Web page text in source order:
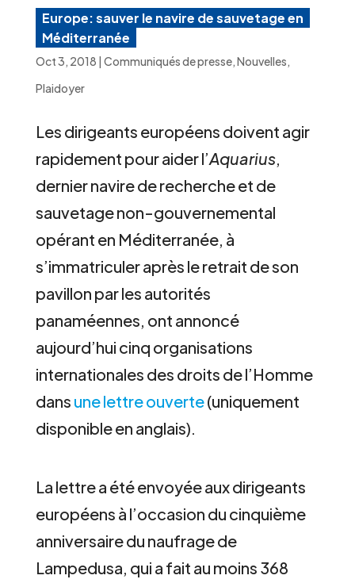
Europe: sauver le navire de sauvetage en
Méditerranée
Oct 3, 2018 | Communiqués de presse, Nouvelles
Plaidoyer
Les dirigeants européens doivent agir
rapidement pour aider l’Aquarius,
dernier navire de recherche et de
sauvetage non-gouvernemental
opérant en Méditerranée, à
s’immatriculer après le retrait de son
pavillon par les autorités
panaméennes, ont annoncé
aujourd’hui cinq organisations
internationales des droits de l’Homme
dans une lettre ouverte(uniquement
disponible en anglais).
La lettre a été envoyée aux dirigeants
européens à l’occasion du cinquième
anniversaire du naufrage de
Lampedusa, qui a fait au moins 368